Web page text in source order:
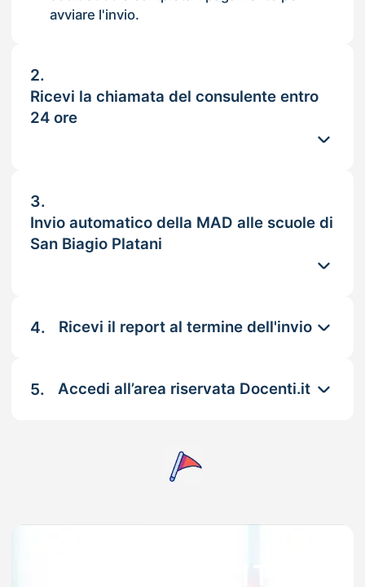
avviare l'invio.
2.
Ricevi la chiamata del consulente entro
24 ore
3.
Invio automatico della MAD alle scuole di
San Biagio Platani
4. Ricevi il report al termine dell'invio
5. Accedi all’area riservata Docenti.it